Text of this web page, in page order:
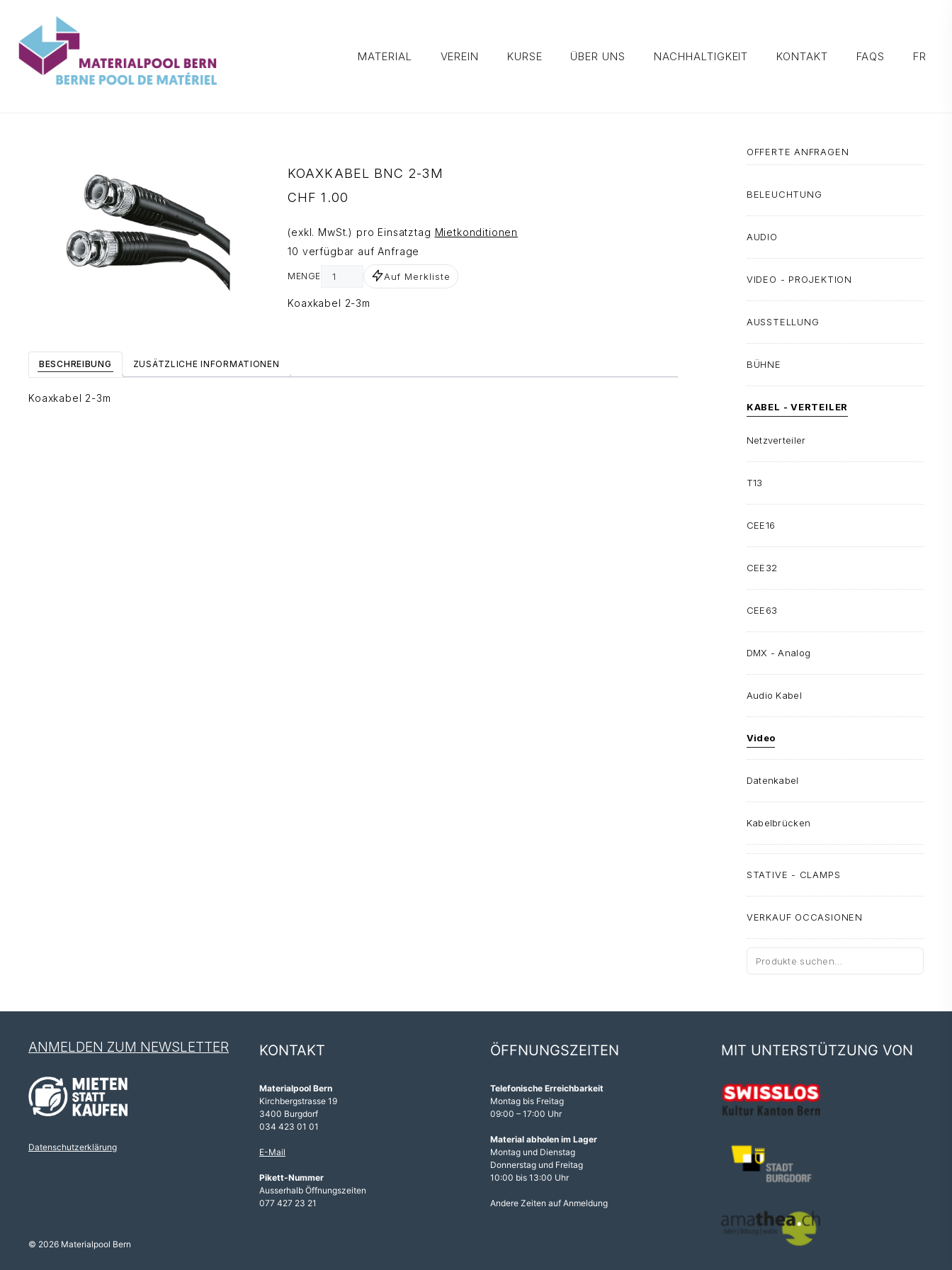
springen
MATERIAL VEREIN KURSE ÜBER UNS NACHHALTIGKEIT KONTAKT FAQS FR
KOAXKABEL BNC 2-3M
CHF 1.00
(exkl. MwSt.) pro Einsatztag Mietkonditionen
10 verfügbar auf Anfrage
MENGE Auf Merkliste
Koaxkabel 2-3m
BESCHREIBUNG ZUSÄTZLICHE INFORMATIONEN
Koaxkabel 2-3m
OFFERTE ANFRAGEN
BELEUCHTUNG
AUDIO
VIDEO - PROJEKTION
AUSSTELLUNG
BÜHNE
KABEL - VERTEILER
Netzverteiler
T13
CEE16
CEE32
CEE63
DMX - Analog
Audio Kabel
Video
Datenkabel
Kabelbrücken
STATIVE - CLAMPS
VERKAUF OCCASIONEN
Suche
nach:
ANMELDEN ZUM NEWSLETTER
Datenschutzerklärung
© 2026 Materialpool Bern
KONTAKT
Materialpool Bern
Kirchbergstrasse 19
3400 Burgdorf
034 423 01 01
E-Mail
Pikett-Nummer
Ausserhalb Öffnungszeiten
077 427 23 21
ÖFFNUNGSZEITEN
Telefonische Erreichbarkeit
Montag bis Freitag
09:00 – 17:00 Uhr
Material abholen im Lager
Montag und Dienstag
Donnerstag und Freitag
10:00 bis 13:00 Uhr
Andere Zeiten auf Anmeldung
MIT UNTERSTÜTZUNG VON